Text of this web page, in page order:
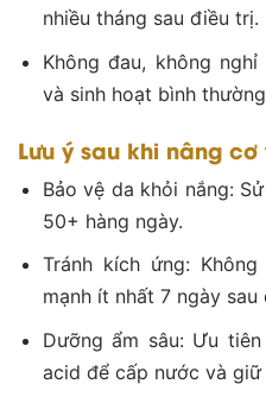
nhiều tháng sau điều trị.
Không đau, không
và sinh hoạt bình
Lưu ý sau khi nâng
Bảo vệ da khỏi nắng:
50+ hàng ngày.
Tránh kích ứng:
mạnh ít nhất 7 ngày sau
Dưỡng ẩm sâu: Ưu
acid để cấp nước và giữ